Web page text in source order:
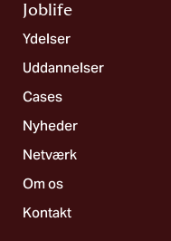
Joblife​
Ydelser
Uddannelser
Cases
Nyheder
Netværk
Om os
Kontakt